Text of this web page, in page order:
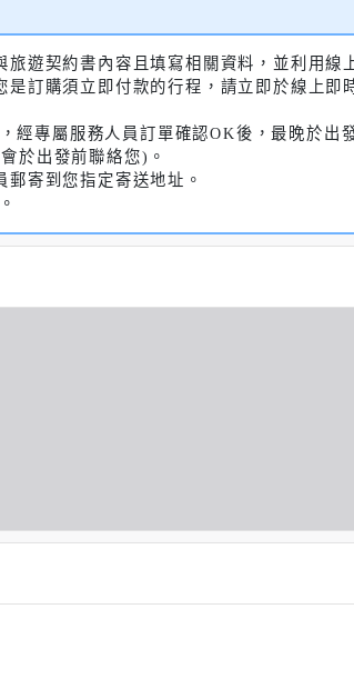
遊契約書內容且填寫相關資料，並利用
訂購須立即付款的行程，請立即於線上即
專屬服務人員訂單確認OK後，最晚於出
於出發前聯絡您)。
寄到您指定寄送地址。